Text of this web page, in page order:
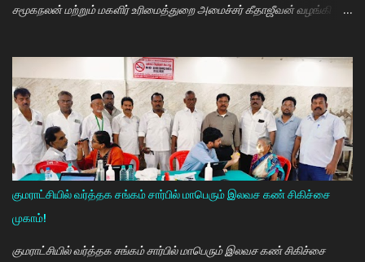
சமூகநலன் மற்றும் மகளிர் உரிமைத்துறை அமைச்சர் கீதாஜீவன் வழங்கி
கல்வியில் சிறந்து விளங்க வேண்டும் என்பதற்காக முதலமைச்சர்
மு.க.ஸ்டாலின் அதிக முயற்சி எடுத்து கல்வியும். மருத்துவமும் எனது இரு
கண்கள் என முதலமைச்சர் கூறி வருகிறார். எத்தனையோ
மாணவியர்களுக்கு கிடைக்காத வாய்ப்பு உங்களுக்கு கிடைத்திருக்கிறது.
முன்பு 8 ம் வகுப்பு அல்லது 10 ம் வகுப்பிலேயே மாணவியர்களின்
பள்ளிப்படிப்பை நிறுத்தும் நிலையை மாற்றி, பெண் குழந்தைகள் கல்லூரி
வரை படிக்க வேண்டும். அவர்களுக்கு உயர்கல்வி மிக அவசியம் என்பதில்
அதிக முயற்சி எடுத்து வருகிறார்கள். உயர்கல்வி படிக்கின்ற
மாணவியர்களுக்கு மாதந்தோறும் ரூ.1000 வழங்கும் புதுமைப்பெண்
திட்டத்தை செயல்படுத்தி வருகிறார். எதிர்கால தலைவர்களான மாணவர்க...
குமராட்சியில் வர்த்தக சங்கம் சார்பில் மாபெரும் இலவச கண் சிகிச்சை
முகாம்!
குமராட்சியில் வர்த்தக சங்கம் சார்பில் மாபெரும் இலவச கண் சிகிச்சை